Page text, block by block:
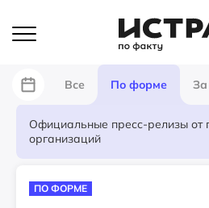
Все По форме
Официальные пресс-релизы от
организаций
ПО ФОРМЕ